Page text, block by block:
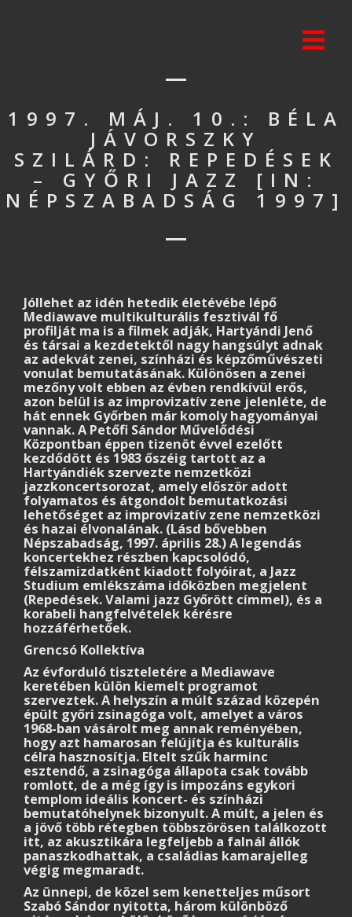
1997. MÁJ. 10.: BÉLA
JÁVORSZKY
SZILÁRD: REPEDÉSEK
– GYŐRI JAZZ [IN:
NÉPSZABADSÁG 1997]
Jóllehet az idén hetedik életévébe lépő
Mediawave multikulturális fesztivál fő
profilját ma is a filmek adják, Hartyándi Jenő
és társai a kezdetektől nagy hangsúlyt adnak
az adekvát zenei, színházi és képzőművészeti
vonulat bemutatásának. Különösen a zenei
mezőny volt ebben az évben rendkívül erős,
azon belül is az improvizatív zene jelenléte, de
hát ennek Győrben már komoly hagyományai
vannak. A Petőfi Sándor Művelődési
Központban éppen tizenöt évvel ezelőtt
kezdődött és 1983 őszéig tartott az a
Hartyándiék szervezte nemzetközi
jazzkoncertsorozat, amely először adott
folyamatos és átgondolt bemutatkozási
lehetőséget az improvizatív zene nemzetközi
és hazai élvonalának. (Lásd bővebben
Népszabadság, 1997. április 28.) A legendás
koncertekhez részben kapcsolódó,
félszamizdatként kiadott folyóirat, a Jazz
Studium emlékszáma időközben megjelent
(Repedések. Valami jazz Győrött címmel), és a
korabeli hangfelvételek kérésre
hozzáférhetőek.
Grencsó Kollektíva
Az évforduló tiszteletére a Mediawave
keretében külön kiemelt programot
szerveztek. A helyszín a múlt század közepén
épült győri zsinagóga volt, amelyet a város
1968-ban vásárolt meg annak reményében,
hogy azt hamarosan felújítja és kulturális
célra hasznosítja. Eltelt szűk harminc
esztendő, a zsinagóga állapota csak tovább
romlott, de a még így is impozáns egykori
templom ideális koncert- és színházi
bemutatóhelynek bizonyult. A múlt, a jelen és
a jövő több rétegben többszörösen találkozott
itt, az akusztikára legfeljebb a falnál állók
panaszkodhattak, a családias kamarajelleg
végig megmaradt.
Az ünnepi, de közel sem kenetteljes műsort
Szabó Sándor nyitotta, három különböző